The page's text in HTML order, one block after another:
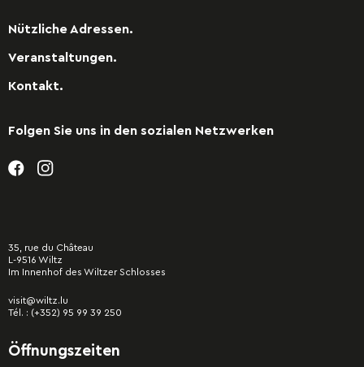
Nützliche Adressen.
Veranstaltungen.
Kontakt.
Folgen Sie uns in den sozialen Netzwerken
35, rue du Château
L-9516 Wiltz
Im Innenhof des Wiltzer Schlosses
visit@wiltz.lu
Tél. : (+352) 95 99 39 250
Öffnungszeiten